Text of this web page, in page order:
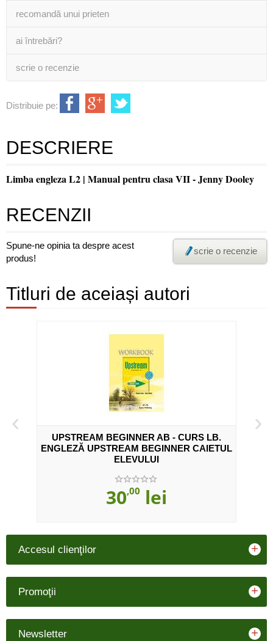
recomandă unui prieten
ai întrebări?
scrie o recenzie
Distribuie pe:
DESCRIERE
Limba engleza L2 | Manual pentru clasa VII - Jenny Dooley
RECENZII
Spune-ne opinia ta despre acest
produs!
scrie o recenzie
Titluri de aceiași autori
‹
UPSTREAM BEGINNER AB - CURS LB.
ENGLEZĂ UPSTREAM BEGINNER CAIETUL
ELEVULUI
30,00 lei
›
Accesul clienţilor +
Promoţii +
Newsletter +